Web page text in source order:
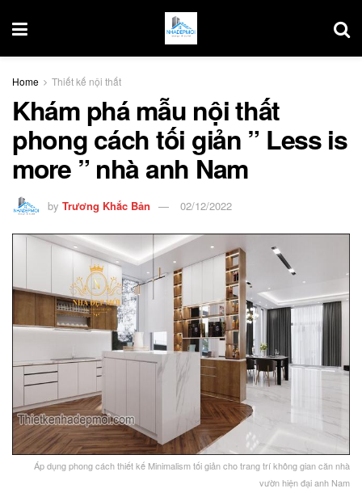
Home Thiết kế nội thất
Khám phá mẫu nội thất
phong cách tối giản ” Less is
more ” nhà anh Nam
by Trương Khắc Bản 02/12/2022
Áp dụng phong cách thiết kế Minimalism tối giản cho trang trí không gian căn nhà
vườn hiện đại anh Nam